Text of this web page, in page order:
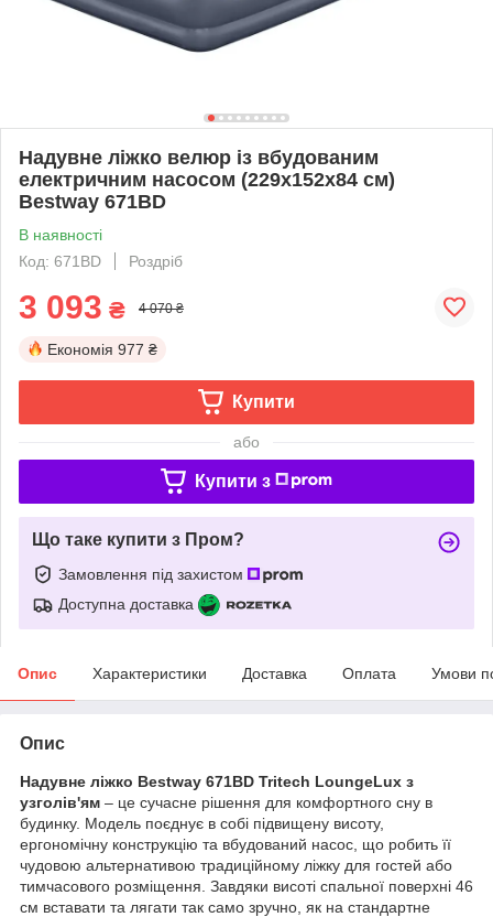
Надувне ліжко велюр із вбудованим
електричним насосом (229х152х84 см)
Bestway 671BD
В наявності
Код: 671BD
Роздріб
3 093 ₴ 4 070 ₴
Економія 977 ₴
Купити
або
Купити з
Що таке купити з Пром?
Замовлення під захистом
Доступна доставка
Опис Характеристики Доставка Оплата Умови
Опис
Надувне ліжко Bestway 671BD Tritech LoungeLux з
узголів'ям – це сучасне рішення для комфортного сну в
будинку. Модель поєднує в собі підвищену висоту,
ергономічну конструкцію та вбудований насос, що робить її
чудовою альтернативою традиційному ліжку для гостей або
тимчасового розміщення. Завдяки висоті спальної поверхні 46
см вставати та лягати так само зручно, як на стандартне